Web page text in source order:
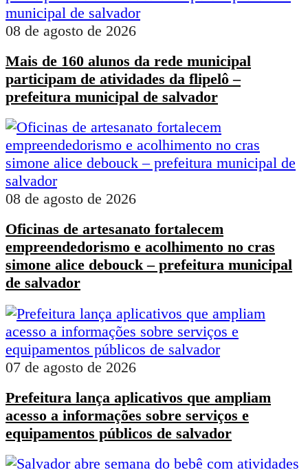
08 de agosto de 2026
Mais de 160 alunos da rede municipal
participam de atividades da flipelô –
prefeitura municipal de salvador
08 de agosto de 2026
Oficinas de artesanato fortalecem
empreendedorismo e acolhimento no cras
simone alice debouck – prefeitura municipal
de salvador
07 de agosto de 2026
Prefeitura lança aplicativos que ampliam
acesso a informações sobre serviços e
equipamentos públicos de salvador